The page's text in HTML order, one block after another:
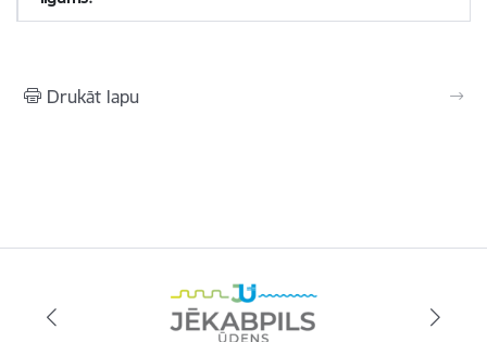
Drukāt lapu